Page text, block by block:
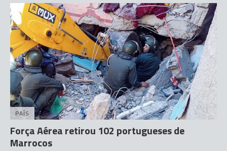
PAÍS
Força Aérea retirou 102 portugueses de
Marrocos